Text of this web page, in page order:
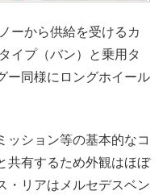
ーから供給を受けるカ
イプ（バン）と乗用タ
ー同様にロングホイール
ッション等の基本的なコ
共有するため外観はほぼ
・リアはメルセデスベン